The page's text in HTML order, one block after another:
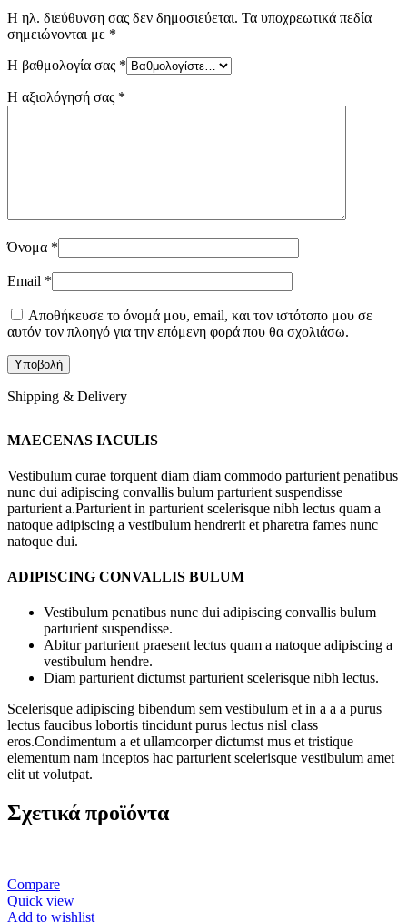
Η ηλ. διεύθυνση σας δεν δημοσιεύεται. Τα υποχρεωτικά πεδία
σημειώνονται με *
Η βαθμολογία σας *
Η αξιολόγησή σας *
Όνομα *
Email *
Αποθήκευσε το όνομά μου, email, και τον ιστότοπο μου σε
αυτόν τον πλοηγό για την επόμενη φορά που θα σχολιάσω.
Shipping & Delivery
MAECENAS IACULIS
Vestibulum curae torquent diam diam commodo parturient penatibus
nunc dui adipiscing convallis bulum parturient suspendisse
parturient a.Parturient in parturient scelerisque nibh lectus quam a
natoque adipiscing a vestibulum hendrerit et pharetra fames nunc
natoque dui.
ADIPISCING CONVALLIS BULUM
Vestibulum penatibus nunc dui adipiscing convallis bulum
parturient suspendisse.
Abitur parturient praesent lectus quam a natoque adipiscing a
vestibulum hendre.
Diam parturient dictumst parturient scelerisque nibh lectus.
Scelerisque adipiscing bibendum sem vestibulum et in a a a purus
lectus faucibus lobortis tincidunt purus lectus nisl class
eros.Condimentum a et ullamcorper dictumst mus et tristique
elementum nam inceptos hac parturient scelerisque vestibulum amet
elit ut volutpat.
Σχετικά προϊόντα
Compare
Quick view
Add to wishlist